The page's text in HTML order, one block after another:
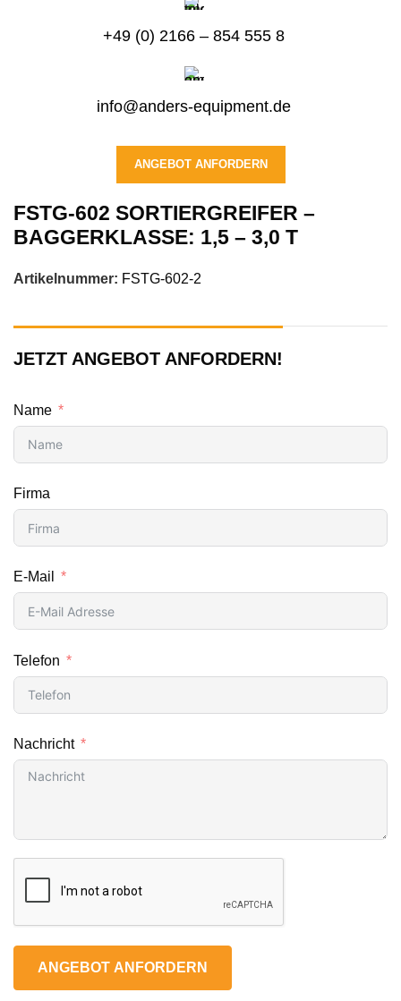
+49 (0) 2166 – 854 555 8
info@anders-equipment.de
ANGEBOT ANFORDERN
FSTG-602 SORTIERGREIFER –
BAGGERKLASSE: 1,5 – 3,0 T
Artikelnummer: FSTG-602-2
JETZT ANGEBOT ANFORDERN!
Name
Firma
E-Mail
Telefon
Nachricht
ANGEBOT ANFORDERN